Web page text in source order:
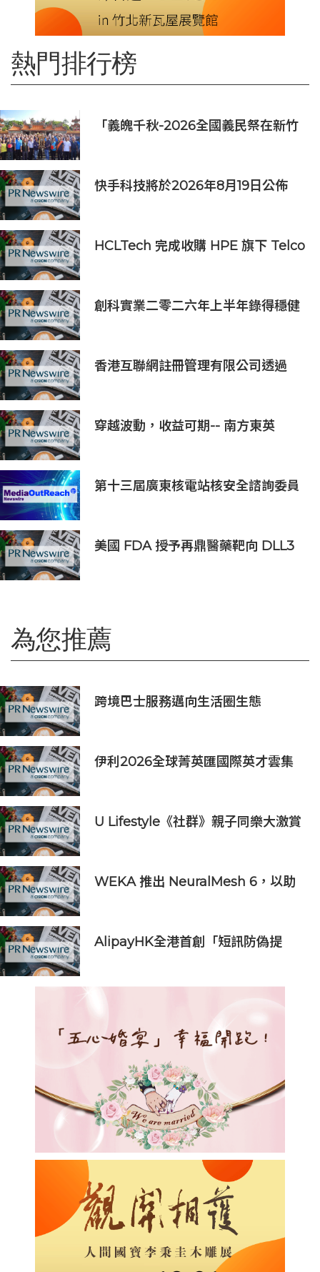
熱門排行榜
「義魄千秋-2026全國義民祭在新竹
快手科技將於2026年8月19日公佈
HCLTech 完成收購 HPE 旗下 Telco
創科實業二零二六年上半年錄得穩健
香港互聯網註冊管理有限公司透過
穿越波動，收益可期-- 南方東英
第十三屆廣東核電站核安全諮詢委員
美國 FDA 授予再鼎醫藥靶向 DLL3
為您推薦
跨境巴士服務邁向生活圈生態
伊利2026全球菁英匯國際英才雲集
U Lifestyle《社群》親子同樂大激賞
好禮｜召集Foodie率先試食星級酒店
自助餐
WEKA 推出 NeuralMesh 6，以助
AlipayHK全港首創「短訊防偽提